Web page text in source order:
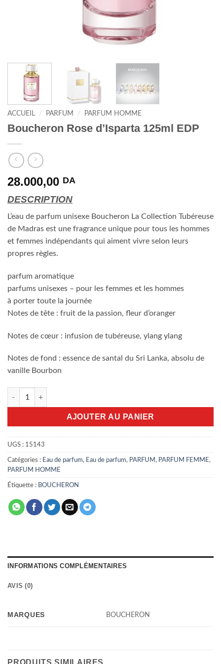
ACCUEIL / PARFUM / PARFUM HOMME
Boucheron Rose d’Isparta 125ml EDP
28.000,00 DA
DESCRIPTION
L’eau de parfum unisexe Boucheron La Collection Tubéreuse
de Madras est une fragrance unique pour tous les hommes
et femmes indépendants qui aiment vivre selon leurs
propres règles.
parfum aromatique
parfums unisexes – pour les femmes et les hommes
à porter toute la journée
Notes de tête : fruit de la passion, fleur d’oranger
Notes de cœur : infusion de tubéreuse, ylang ylang
Notes de fond : essence de santal du Sri Lanka, absolu de
vanille Bourbon
AJOUTER AU PANIER
UGS : 15143
Catégories : Eau de parfum, Eau de parfum, PARFUM , PARFUM FEMME ,
PARFUM HOMME
Étiquette : BOUCHERON
INFORMATIONS COMPLÉMENTAIRES
AVIS (0)
MARQUES BOUCHERON
PRODUITS SIMILAIRES